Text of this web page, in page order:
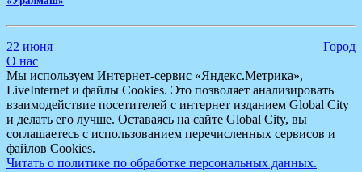
22 июня
Город
О нас
Мы используем Интернет-сервис «Яндекс.Метрика»,
LiveInternet и файлы Cookies. Это позволяет анализировать
взаимодействие посетителей с интернет изданием Global City
и делать его лучше. Оставаясь на сайте Global City, вы
соглашаетесь с использованием перечисленных сервисов и
файлов Cookies.
Читать о политике по обработке персональных данных.